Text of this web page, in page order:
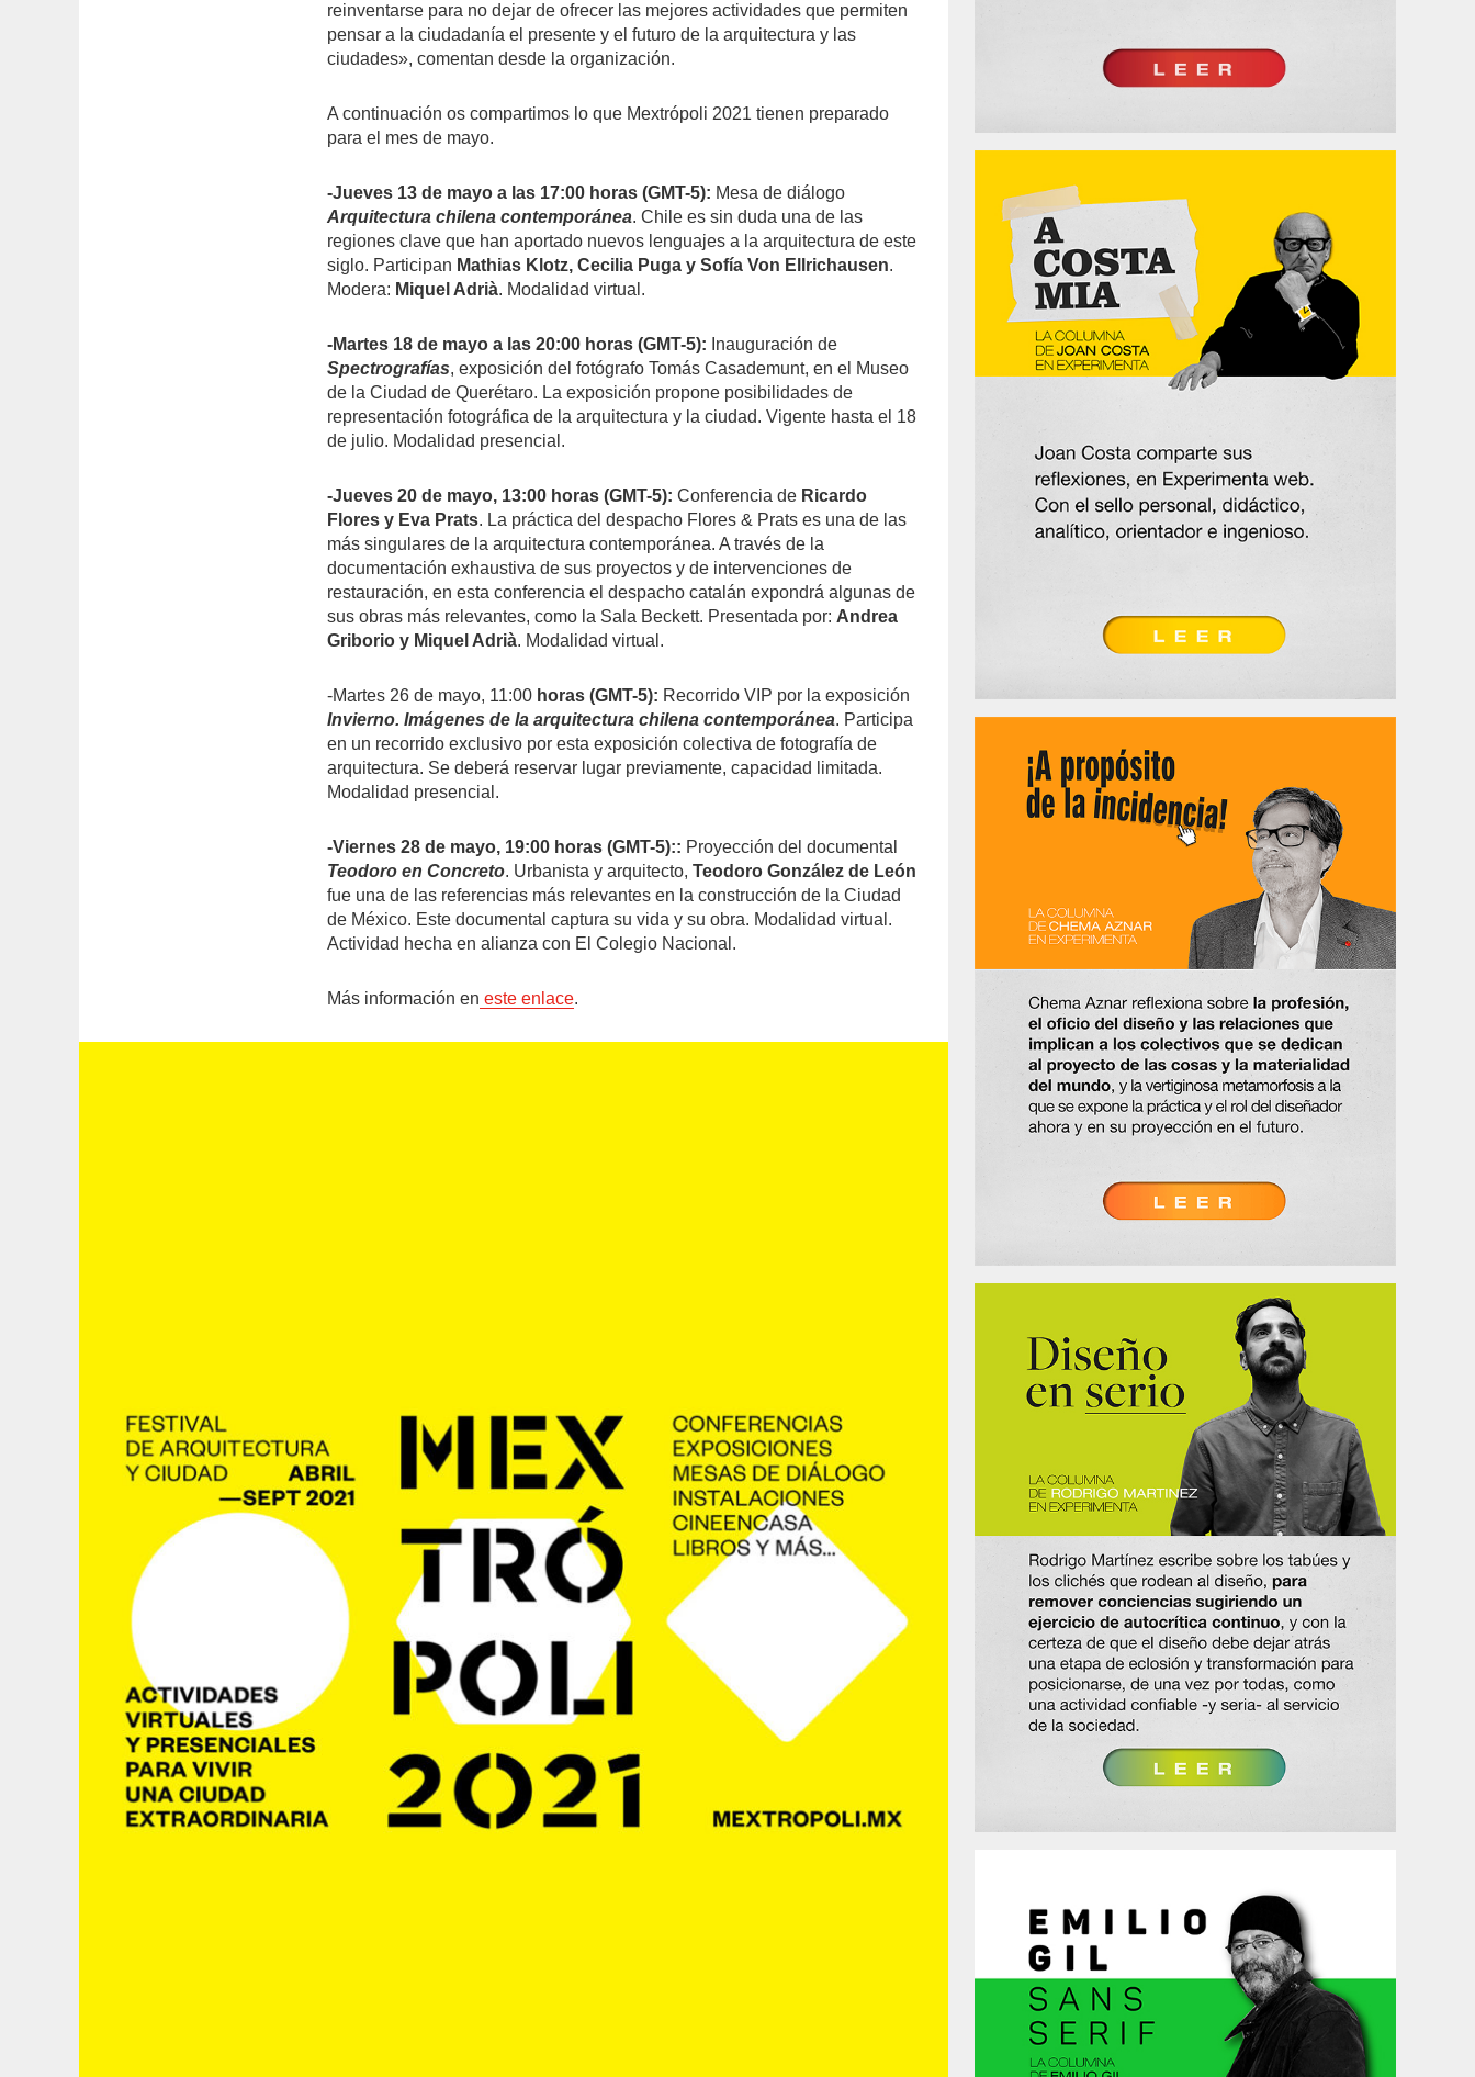
reinventarse para no dejar de ofrecer las mejores actividades que permiten
pensar a la ciudadanía el presente y el futuro de la arquitectura y las
ciudades», comentan desde la organización.
A continuación os compartimos lo que Mextrópoli 2021 tienen preparado
para el mes de mayo.
-Jueves 13 de mayo a las 17:00 horas (GMT-5): Mesa de diálogo
Arquitectura chilena contemporánea. Chile es sin duda una de las
regiones clave que han aportado nuevos lenguajes a la arquitectura de este
siglo. Participan Mathias Klotz, Cecilia Puga y Sofía Von Ellrichausen.
Modera: Miquel Adrià. Modalidad virtual.
-Martes 18 de mayo a las 20:00 horas (GMT-5): Inauguración de
Spectrografías, exposición del fotógrafo Tomás Casademunt, en el Museo
de la Ciudad de Querétaro. La exposición propone posibilidades de
representación fotográfica de la arquitectura y la ciudad. Vigente hasta el 18
de julio. Modalidad presencial.
-Jueves 20 de mayo, 13:00 horas (GMT-5): Conferencia de Ricardo
Flores y Eva Prats. La práctica del despacho Flores & Prats es una de las
más singulares de la arquitectura contemporánea. A través de la
documentación exhaustiva de sus proyectos y de intervenciones de
restauración, en esta conferencia el despacho catalán expondrá algunas de
sus obras más relevantes, como la Sala Beckett. Presentada por: Andrea
Griborio y Miquel Adrià. Modalidad virtual.
-Martes 26 de mayo, 11:00 horas (GMT-5): Recorrido VIP por la exposición
Invierno. Imágenes de la arquitectura chilena contemporánea. Participa
en un recorrido exclusivo por esta exposición colectiva de fotografía de
arquitectura. Se deberá reservar lugar previamente, capacidad limitada.
Modalidad presencial.
-Viernes 28 de mayo, 19:00 horas (GMT-5):: Proyección del documental
Teodoro en Concreto. Urbanista y arquitecto, Teodoro González de León
fue una de las referencias más relevantes en la construcción de la Ciudad
de México. Este documental captura su vida y su obra. Modalidad virtual.
Actividad hecha en alianza con El Colegio Nacional.
Más información en este enlace.